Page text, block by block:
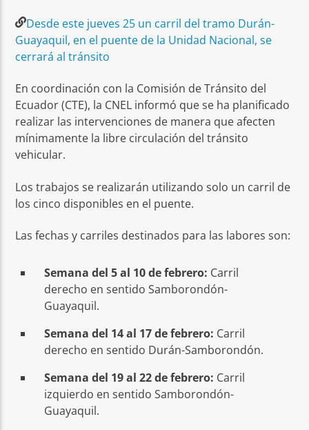
Desde este jueves 25 un carril del tramo Durán-
Guayaquil, en el puente de la Unidad Nacional, se
cerrará al tránsito
En coordinación con la Comisión de Tránsito del
Ecuador (CTE), la CNEL informó que se ha planificado
realizar las intervenciones de manera que afecten
mínimamente la libre circulación del tránsito
vehicular.
Los trabajos se realizarán utilizando solo un carril de
los cinco disponibles en el puente.
Las fechas y carriles destinados para las labores son:
Semana del 5 al 10 de febrero: Carril
derecho en sentido Samborondón-
Guayaquil.
Semana del 14 al 17 de febrero: Carril
derecho en sentido Durán-Samborondón.
Semana del 19 al 22 de febrero: Carril
izquierdo en sentido Samborondón-
Guayaquil.